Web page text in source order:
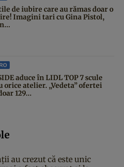
de iubire care au rămas doar o
Imagini tari cu Gina Pistol,
aduce în LIDL TOP 7 scule
orice atelier. „Vedeta” ofertei
129...
au crezut că este unic